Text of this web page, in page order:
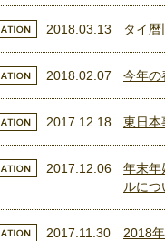
2018.03.13 タイ
2018.02.07 今年の
2017.12.18 東日本
2017.12.06
年末年
ルにつ
2017.11.30 2018